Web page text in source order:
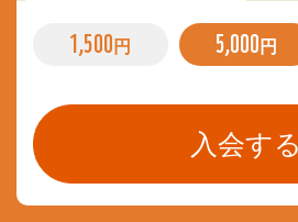
1,500 円 5,000 円